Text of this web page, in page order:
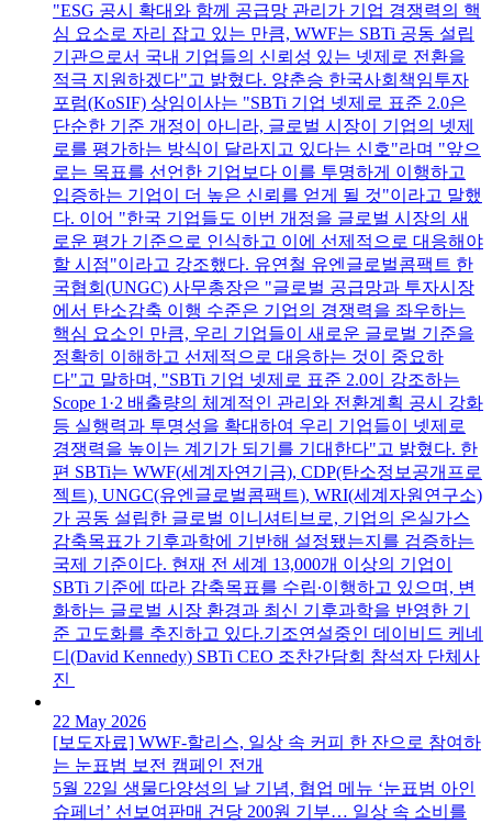
"ESG 공시 확대와 함께 공급망 관리가 기업 경쟁력의 핵
심 요소로 자리 잡고 있는 만큼, WWF는 SBTi 공동 설립
기관으로서 국내 기업들의 신뢰성 있는 넷제로 전환을
적극 지원하겠다"고 밝혔다. 양춘승 한국사회책임투자
포럼(KoSIF) 상임이사는 "SBTi 기업 넷제로 표준 2.0은
단순한 기준 개정이 아니라, 글로벌 시장이 기업의 넷제
로를 평가하는 방식이 달라지고 있다는 신호"라며 "앞으
로는 목표를 선언한 기업보다 이를 투명하게 이행하고
입증하는 기업이 더 높은 신뢰를 얻게 될 것"이라고 말했
다. 이어 "한국 기업들도 이번 개정을 글로벌 시장의 새
로운 평가 기준으로 인식하고 이에 선제적으로 대응해야
할 시점"이라고 강조했다. 유연철 유엔글로벌콤팩트 한
국협회(UNGC) 사무총장은 "글로벌 공급망과 투자시장
에서 탄소감축 이행 수준은 기업의 경쟁력을 좌우하는
핵심 요소인 만큼, 우리 기업들이 새로운 글로벌 기준을
정확히 이해하고 선제적으로 대응하는 것이 중요하
다"고 말하며, "SBTi 기업 넷제로 표준 2.0이 강조하는
Scope 1·2 배출량의 체계적인 관리와 전환계획 공시 강화
등 실행력과 투명성을 확대하여 우리 기업들이 넷제로
경쟁력을 높이는 계기가 되기를 기대한다"고 밝혔다. 한
편 SBTi는 WWF(세계자연기금), CDP(탄소정보공개프로
젝트), UNGC(유엔글로벌콤팩트), WRI(세계자원연구소)
가 공동 설립한 글로벌 이니셔티브로, 기업의 온실가스
감축목표가 기후과학에 기반해 설정됐는지를 검증하는
국제 기준이다. 현재 전 세계 13,000개 이상의 기업이
SBTi 기준에 따라 감축목표를 수립∙이행하고 있으며, 변
화하는 글로벌 시장 환경과 최신 기후과학을 반영한 기
준 고도화를 추진하고 있다.기조연설중인 데이비드 케네
디(David Kennedy) SBTi CEO 조찬간담회 참석자 단체사
진
22 May 2026
[보도자료] WWF-할리스, 일상 속 커피 한 잔으로 참여하
는 눈표범 보전 캠페인 전개
5월 22일 생물다양성의 날 기념, 협업 메뉴 ‘눈표범 아인
슈페너’ 선보여판매 건당 200원 기부… 일상 속 소비를